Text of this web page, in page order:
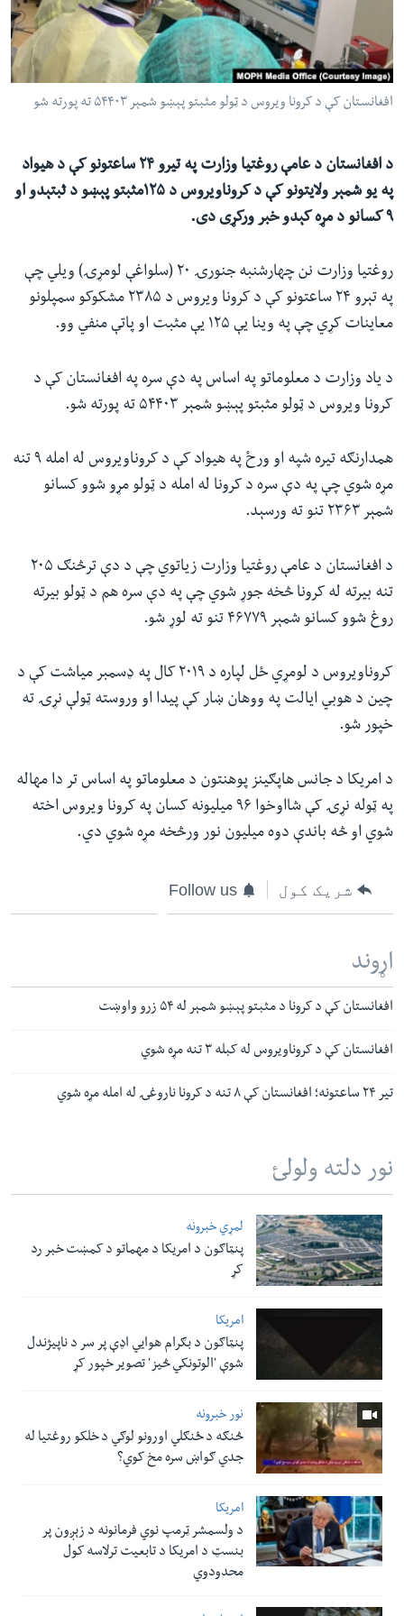
لټون
ځای
له مونږ سره په تماس کې پاتې شئ
افغانستان کې د کرونا ویروس د ټولو مثبتو پېښو شمېر ۵۴۴۰۳ ته پورته شو
د افغانستان د عامې روغتیا وزارت په تیرو ۲۴ ساعتونو کې د هیواد
په یو شمېر ولایتونو کې د کروناویروس د ۱۲۵مثبتو پېښو د ثبتېدو او
۹ کسانو د مړه کېدو خبر ورکړی دی.
روغتیا وزارت نن چهارشنبه جنورۍ ۲۰ (سلواغې لومړۍ) ویلي چې
په تېرو ۲۴ ساعتونو کې د کرونا ویروس د ۲۳۸۵ مشکوکو سمپلونو
معاینات کړي چې په وینا یې ۱۲۵ یې مثبت او پاتې منفي وو.
د یاد وزارت د معلوماتو په اساس په دې سره په افغانستان کې د
کرونا ویروس د ټولو مثبتو پېښو شمېر ۵۴۴۰۳ ته پورته شو.
همدارنګه تیره شپه او ورځ په هیواد کې د کروناویروس له امله ۹ تنه
مړه شوي چې په دې سره د کرونا له امله د ټولو مړو شوو کسانو
شمېر ۲۳۶۳ تنو ته ورسېد.
د افغانستان د عامې روغتیا وزارت زیاتوي چې د دې ترڅنګ ۲۰۵
تنه بیرته له کرونا څخه جوړ شوي چې په دې سره هم د ټولو بیرته
روغ شوو کسانو شمېر ۴۶۷۷۹ تنو ته لوړ شو.
کروناویروس د لومړي ځل لپاره د ۲۰۱۹ کال په ډسمبر میاشت کې د
چین د هوبي ایالت په ووهان ښار کې پیدا او وروسته ټولې نړۍ ته
خپور شو.
د امریکا د جانس هاپګینز پوهنتون د معلوماتو په اساس تر دا مهاله
په ټوله نړۍ کې شااوخوا ۹۶ میلیونه کسان په کرونا ویروس اخته
شوي او څه باندې دوه میلیون نور ورڅخه مړه شوي دي.
شریک کول Follow us
اړوند
افغانستان کې د کرونا د مثبتو پېښو شمېر له ۵۴ زرو واوښت
افغانستان کې د کروناویروس له کبله ۳ تنه مړه شوي
تیر ۲۴ ساعتونه؛ افغانستان کې ۸ تنه د کرونا ناروغۍ له امله مړه شوي
نور دلته ولولئ
لمړي خبرونه
پنټاګون د امریکا د مهماتو د کمښت خبر رد
کړ
امریکا
پنټاګون د بګرام هوایي اډې پر سر د ناپيژندل
شوې 'الوتونکي څيز' تصویر خپور کړ
نور خبرونه
څنګه د ځنګلي اورونو لوګي د خلکو روغتیا له
جدي ګواښ سره مخ کوي؟
امریکا
د ولسمشر ټرمپ نوي فرمانونه د زېږون پر
بنسټ د امریکا د تابعیت ترلاسه کول
محدودوي